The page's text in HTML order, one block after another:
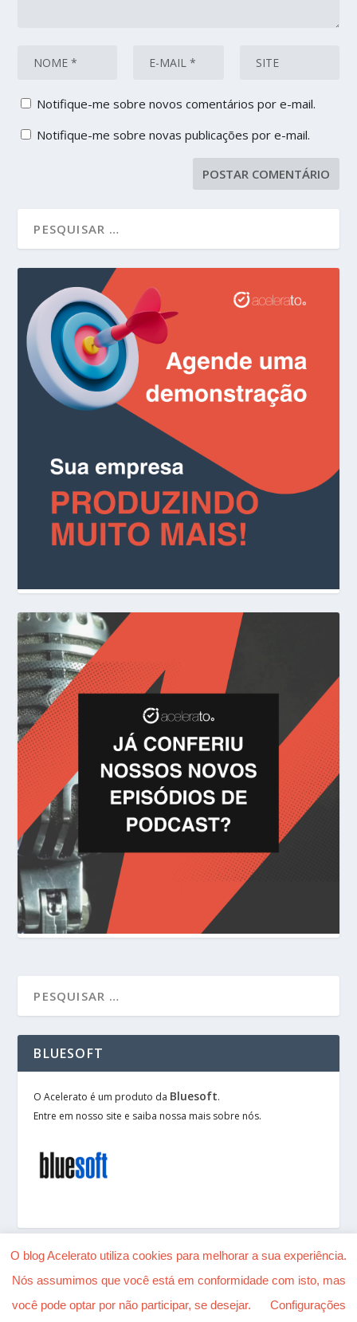
Notifique-me sobre novos comentários por e-mail.
Notifique-me sobre novas publicações por e-mail.
BLUESOFT
O Acelerato é um produto da Bluesoft.
Entre em nosso site e saiba nossa mais sobre nós.
Desenhado porElegant Themes| Alimentado por
O blog Acelerato utiliza cookies para melhorar a sua experiência.
Nós assumimos que você está em conformidade com isto, mas
você pode optar por não participar, se desejar.
Configurações